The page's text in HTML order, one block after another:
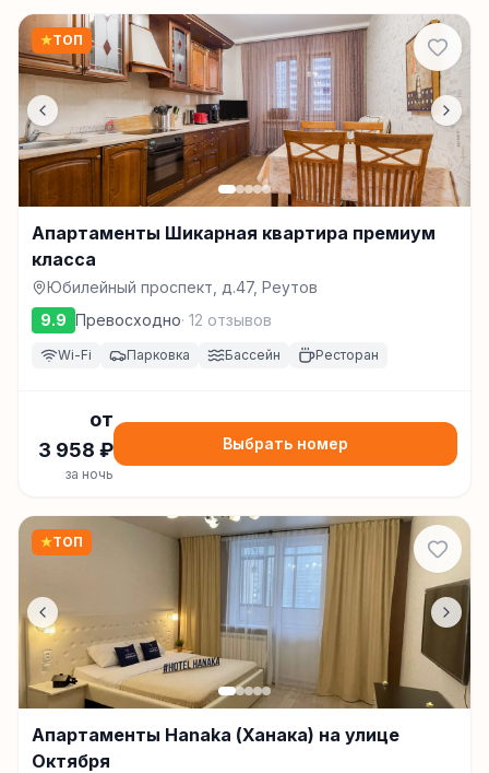
★ТОП
Апартаменты Шикарная квартира премиум
класса
Юбилейный проспект, д.47, Реутов
9.9 Превосходно· 12 отзывов
Wi-Fi Парковка Бассейн Ресторан
от
3 958 ₽
за ночь
Выбрать номер
★ТОП
Апартаменты Hanaka (Ханака) на улице
Октября